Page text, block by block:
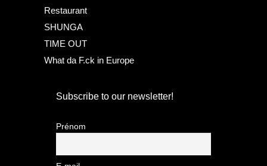
Restaurant
SHUNGA
TIME OUT
What da F.ck in Europe
Subscribe to our newsletter!
Prénom